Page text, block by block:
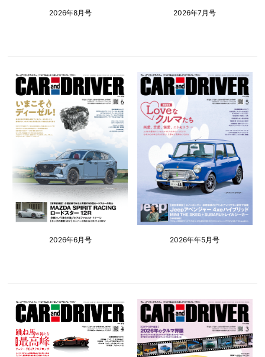
2026年8月号 2026年7月号
2026年6月号 2026年年5月号